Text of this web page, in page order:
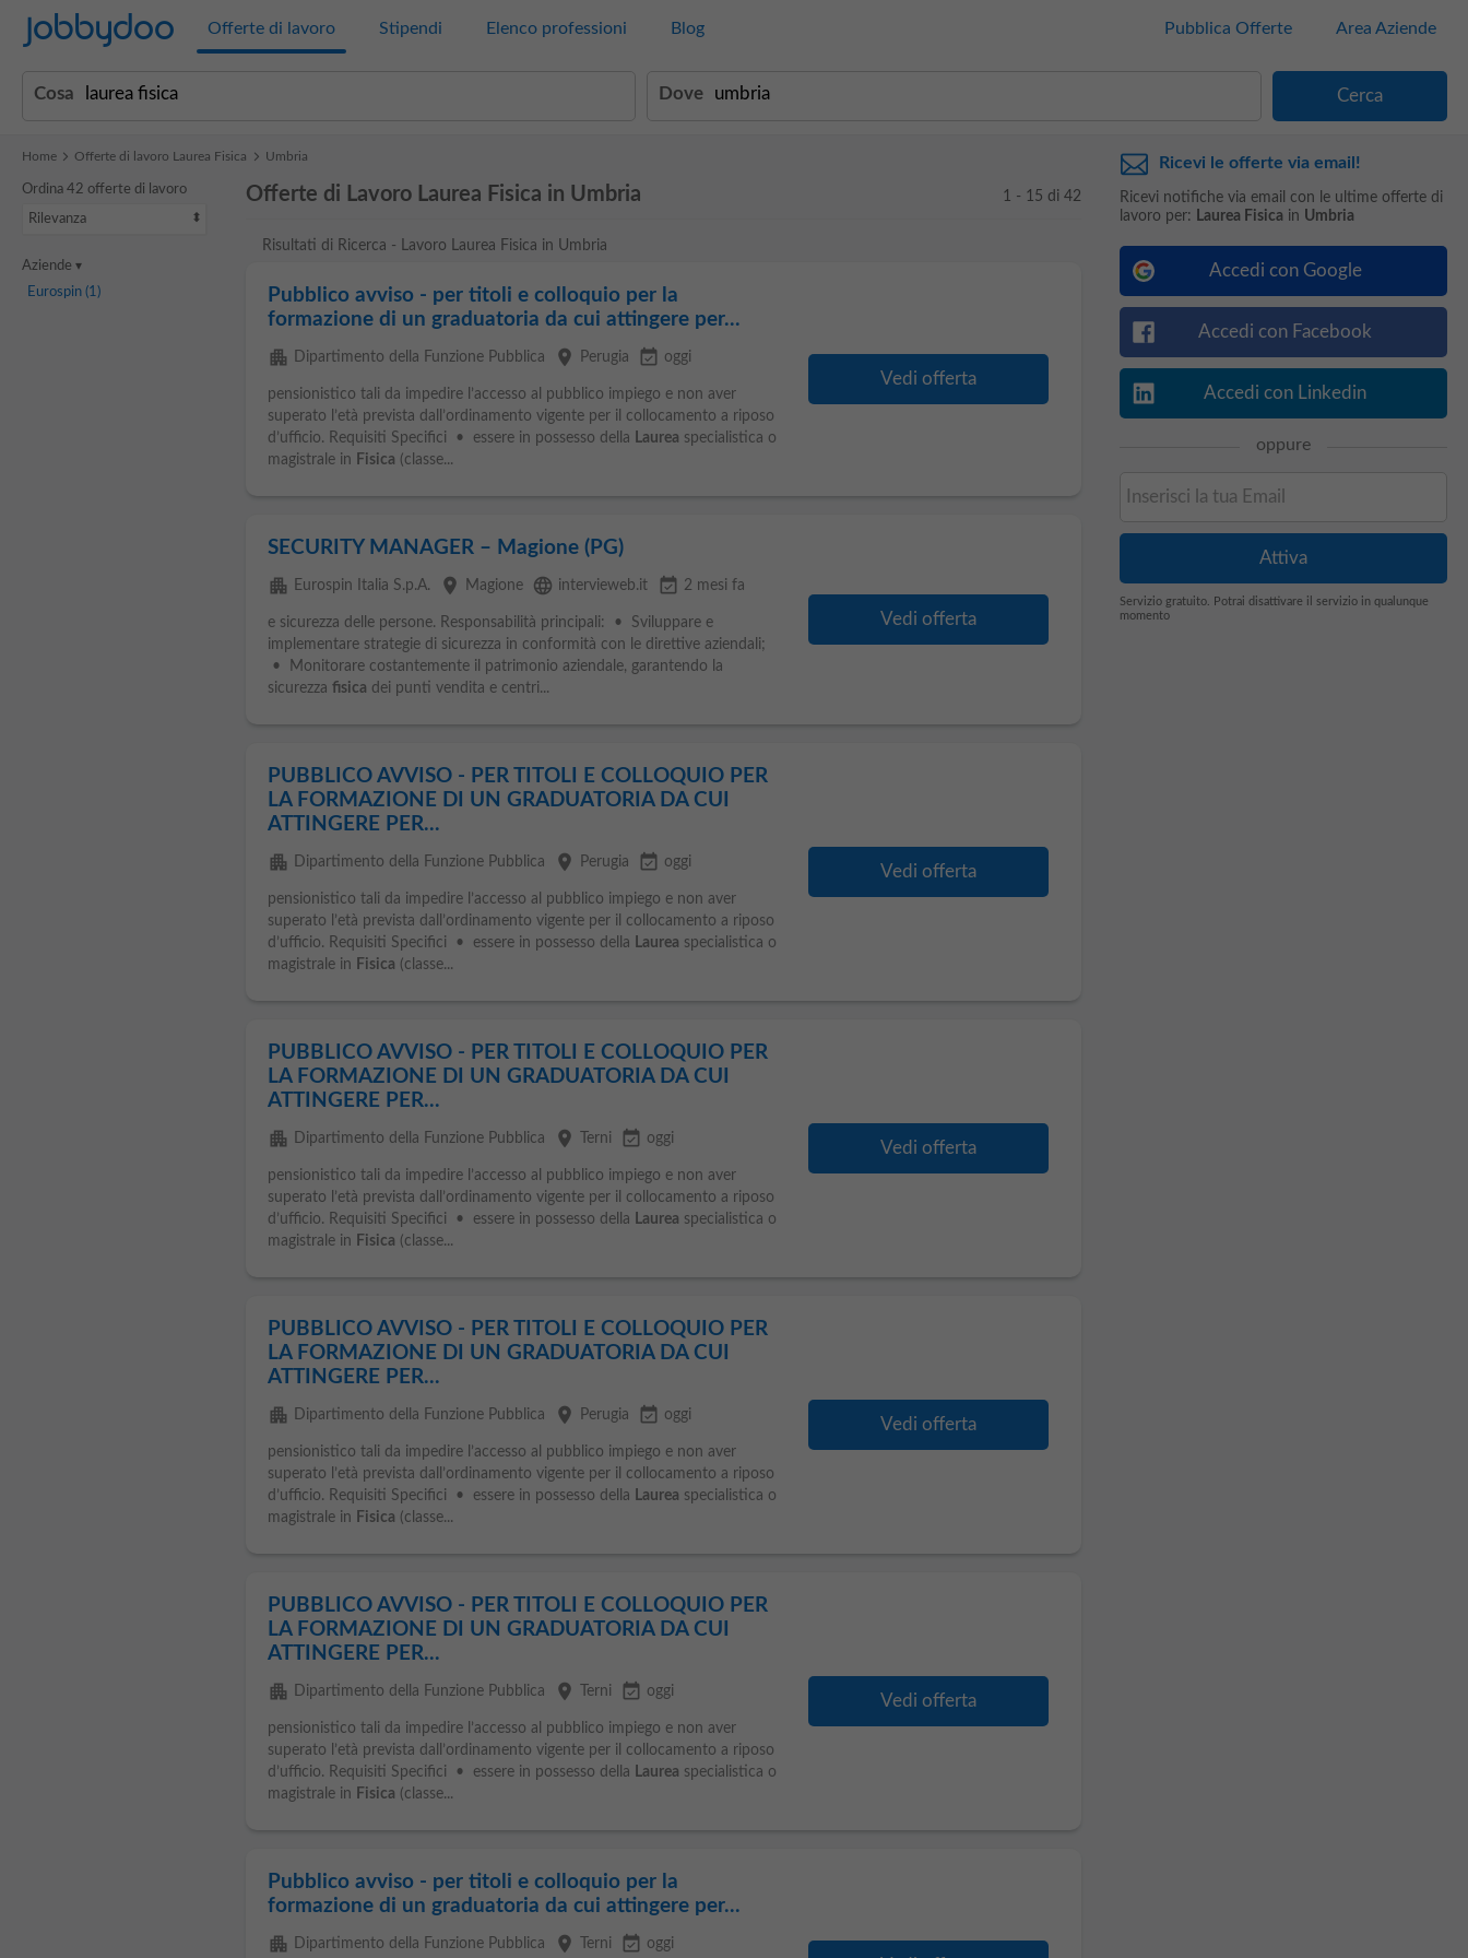
Jobbydoo Offerte di lavoro Stipendi Elenco professioni Blog Pubblica Offerte Area Aziende
Cosa Dove
Home Offerte di lavoro Laurea Fisica Umbria
Ordina 42 offerte di lavoro
Rilevanza
Aziende
Eurospin(1)
Offerte di Lavoro Laurea Fisica in Umbria 1 - 15 di 42
Risultati di Ricerca - Lavoro Laurea Fisica in Umbria
Pubblico avviso - per titoli e colloquio per la
formazione di un graduatoria da cui attingere per...
apartment Dipartimento della Funzione Pubblica place Perugia event_available oggi
pensionistico tali da impedire l’accesso al pubblico impiego e non aver
superato l’età prevista dall’ordinamento vigente per il collocamento a riposo
d’ufficio. Requisiti Specifici • essere in possesso della Laurea specialistica o
magistrale in Fisica (classe...
Vedi offerta
SECURITY MANAGER – Magione (PG)
apartment Eurospin Italia S.p.A. place Magione language intervieweb.it event_available 2 mesi fa
e sicurezza delle persone. Responsabilità principali: • Sviluppare e
implementare strategie di sicurezza in conformità con le direttive aziendali;
• Monitorare costantemente il patrimonio aziendale, garantendo la
sicurezza fisica dei punti vendita e centri...
Vedi offerta
PUBBLICO AVVISO - PER TITOLI E COLLOQUIO PER
LA FORMAZIONE DI UN GRADUATORIA DA CUI
ATTINGERE PER...
apartment Dipartimento della Funzione Pubblica place Perugia event_available oggi
pensionistico tali da impedire l’accesso al pubblico impiego e non aver
superato l’età prevista dall’ordinamento vigente per il collocamento a riposo
d’ufficio. Requisiti Specifici • essere in possesso della Laurea specialistica o
magistrale in Fisica (classe...
Vedi offerta
PUBBLICO AVVISO - PER TITOLI E COLLOQUIO PER
LA FORMAZIONE DI UN GRADUATORIA DA CUI
ATTINGERE PER...
apartment Dipartimento della Funzione Pubblica place Terni event_available oggi
pensionistico tali da impedire l’accesso al pubblico impiego e non aver
superato l’età prevista dall’ordinamento vigente per il collocamento a riposo
d’ufficio. Requisiti Specifici • essere in possesso della Laurea specialistica o
magistrale in Fisica (classe...
Vedi offerta
PUBBLICO AVVISO - PER TITOLI E COLLOQUIO PER
LA FORMAZIONE DI UN GRADUATORIA DA CUI
ATTINGERE PER...
apartment Dipartimento della Funzione Pubblica place Perugia event_available oggi
pensionistico tali da impedire l’accesso al pubblico impiego e non aver
superato l’età prevista dall’ordinamento vigente per il collocamento a riposo
d’ufficio. Requisiti Specifici • essere in possesso della Laurea specialistica o
magistrale in Fisica (classe...
Vedi offerta
PUBBLICO AVVISO - PER TITOLI E COLLOQUIO PER
LA FORMAZIONE DI UN GRADUATORIA DA CUI
ATTINGERE PER...
apartment Dipartimento della Funzione Pubblica place Terni event_available oggi
pensionistico tali da impedire l’accesso al pubblico impiego e non aver
superato l’età prevista dall’ordinamento vigente per il collocamento a riposo
d’ufficio. Requisiti Specifici • essere in possesso della Laurea specialistica o
magistrale in Fisica (classe...
Vedi offerta
Pubblico avviso - per titoli e colloquio per la
formazione di un graduatoria da cui attingere per...
apartment Dipartimento della Funzione Pubblica place Terni event_available oggi
Ricevi le offerte via email!
Ricevi notifiche via email con le ultime offerte di
lavoro per: Laurea Fisica in Umbria
Accedi con Google
Accedi con Facebook
Accedi con Linkedin
oppure
Servizio gratuito. Potrai disattivare il servizio in qualunque
momento